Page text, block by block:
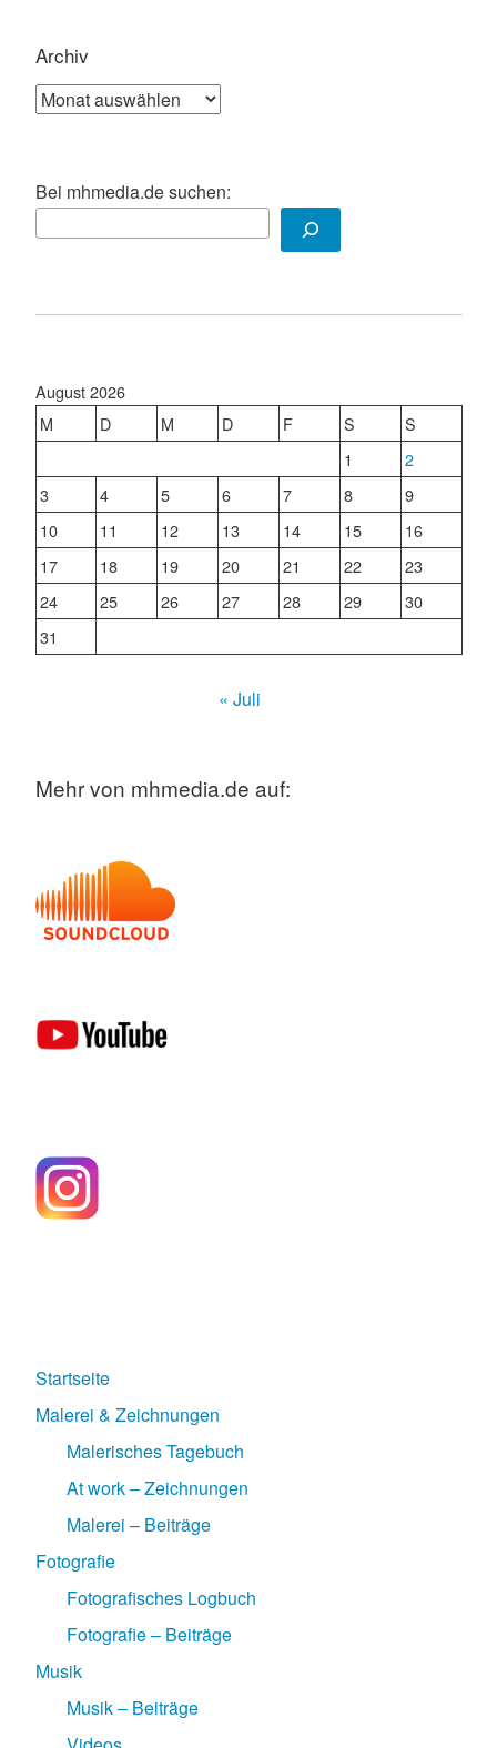
Archiv
Archiv
Bei mhmedia.de suchen:
August 2026
M
D M D F S
S
1
2
3
4 5 6 7 8
9
10
11 12 13 14 15
16
17
18 19 20 21 22
23
24
25 26 27 28 29
30
31
« Juli
Mehr von mhmedia.de auf:
Startseite
Malerei & Zeichnungen
Malerisches Tagebuch
At work – Zeichnungen
Malerei – Beiträge
Fotografie
Fotografisches Logbuch
Fotografie – Beiträge
Musik
Musik – Beiträge